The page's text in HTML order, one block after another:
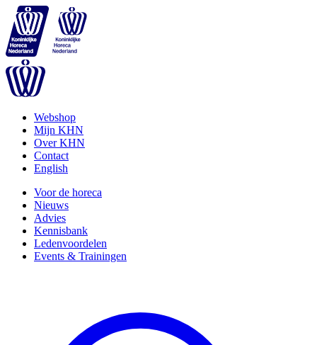
Webshop
Mijn KHN
Over KHN
Contact
English
Voor de horeca
Nieuws
Advies
Kennisbank
Ledenvoordelen
Events & Trainingen